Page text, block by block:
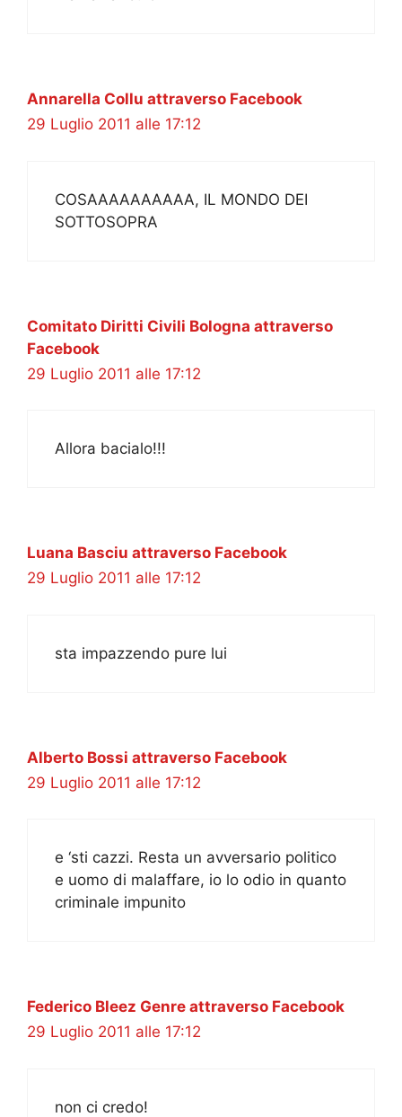
Annarella Collu attraverso Facebook
29 Luglio 2011 alle 17:12
COSAAAAAAAAAA, IL MONDO DEI
SOTTOSOPRA
Comitato Diritti Civili Bologna attraverso
Facebook
29 Luglio 2011 alle 17:12
Allora bacialo!!!
Luana Basciu attraverso Facebook
29 Luglio 2011 alle 17:12
sta impazzendo pure lui
Alberto Bossi attraverso Facebook
29 Luglio 2011 alle 17:12
e ‘sti cazzi. Resta un avversario politico
e uomo di malaffare, io lo odio in quanto
criminale impunito
Federico Bleez Genre attraverso Facebook
29 Luglio 2011 alle 17:12
non ci credo!